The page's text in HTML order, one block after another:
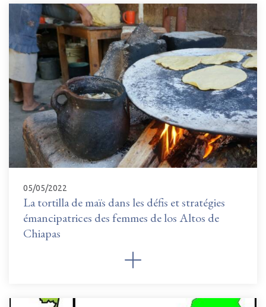
05/05/2022
La tortilla de maïs dans les défis et stratégies
émancipatrices des femmes de los Altos de
Chiapas